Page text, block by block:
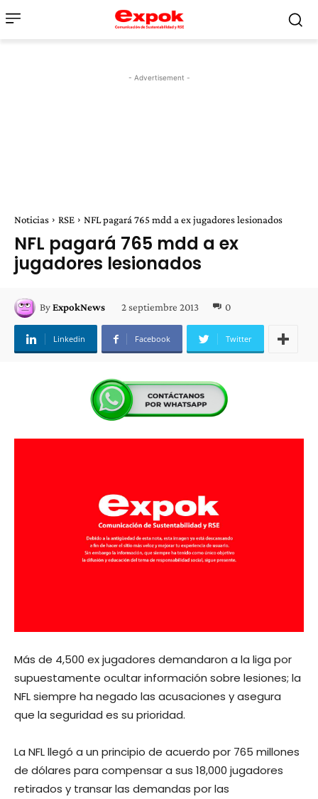
- Advertisement -
Noticias RSE NFL pagará 765 mdd a ex jugadores lesionados
NFL pagará 765 mdd a ex
jugadores lesionados
ByExpokNews 2 septiembre 2013 0
Linkedin Facebook Twitter
Más de 4,500 ex jugadores demandaron a la liga por
supuestamente ocultar información sobre lesiones; la
NFL siempre ha negado las acusaciones y asegura
que la seguridad es su prioridad.
La NFL llegó a un principio de acuerdo por 765 millones
de dólares para compensar a sus 18,000 jugadores
retirados y transar las demandas por las